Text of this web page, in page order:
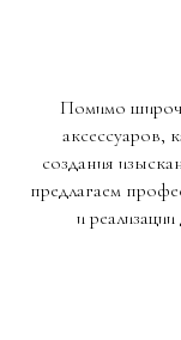
Помимо
аксессуаров,
создания
предлагаем
и